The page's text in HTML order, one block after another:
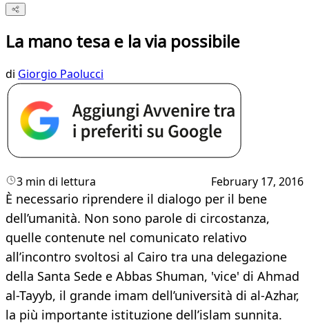
La mano tesa e la via possibile
di Giorgio Paolucci
3 min di lettura February 17, 2016
È necessario riprendere il dialogo per il bene
dell’umanità. Non sono parole di circostanza,
quelle contenute nel comunicato relativo
all’incontro svoltosi al Cairo tra una delegazione
della Santa Sede e Abbas Shuman, 'vice' di Ahmad
al-Tayyb, il grande imam dell’università di al-Azhar,
la più importante istituzione dell’islam sunnita.